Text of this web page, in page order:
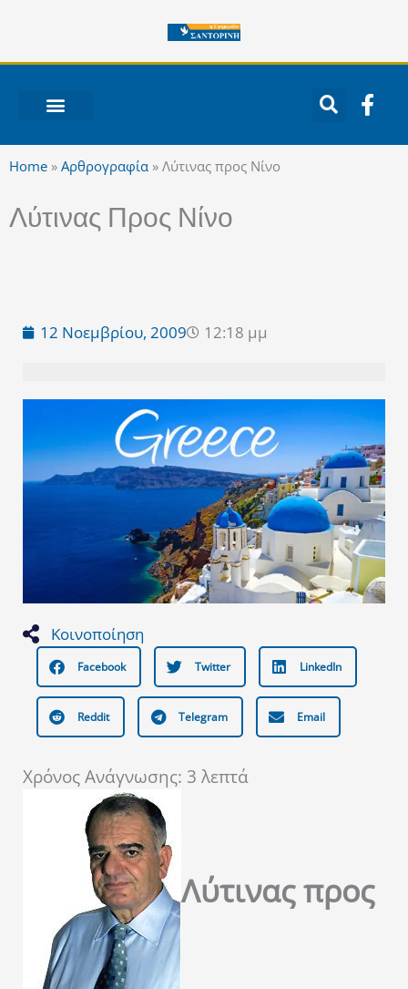
περιεχόμενο
F
a
Home » Αρθρογραφία » Λύτινας προς Νίνο
Λύτινας Προς Νίνο
12 Νοεμβρίου, 2009 12:18 μμ
Κοινοποίηση
Facebook Twitter LinkedIn
Reddit Telegram Email
Χρόνος Ανάγνωσης: 3 λεπτά
Λύτινας προς